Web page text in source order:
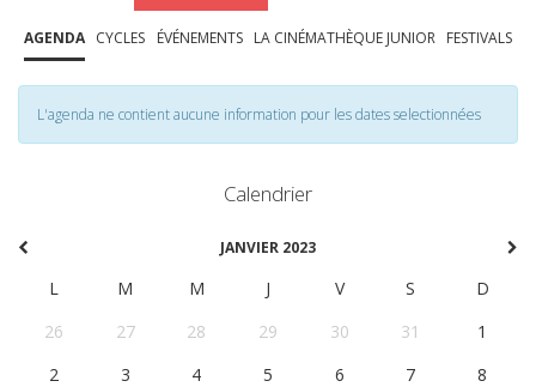
AGENDA CYCLES ÉVÉNEMENTS LA CINÉMATHÈQUE JUNIOR FESTIVALS
L'agenda ne contient aucune information pour les dates selectionnées
Calendrier
JANVIER 2023
L M M J V S
D
26
27 28 29 30 31
1
2
3 4 5 6 7
8